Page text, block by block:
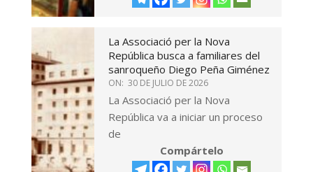
La Associació per la Nova
República busca a familiares del
sanroqueño Diego Peña Giménez
ON: 30 DE JULIO DE 2026
La Associació per la Nova
República va a iniciar un proceso
de
Compártelo